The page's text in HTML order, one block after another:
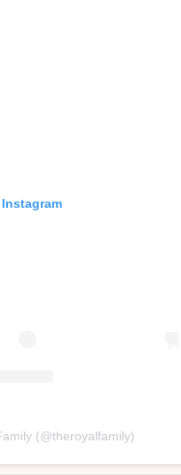
(@theroyalfamily)